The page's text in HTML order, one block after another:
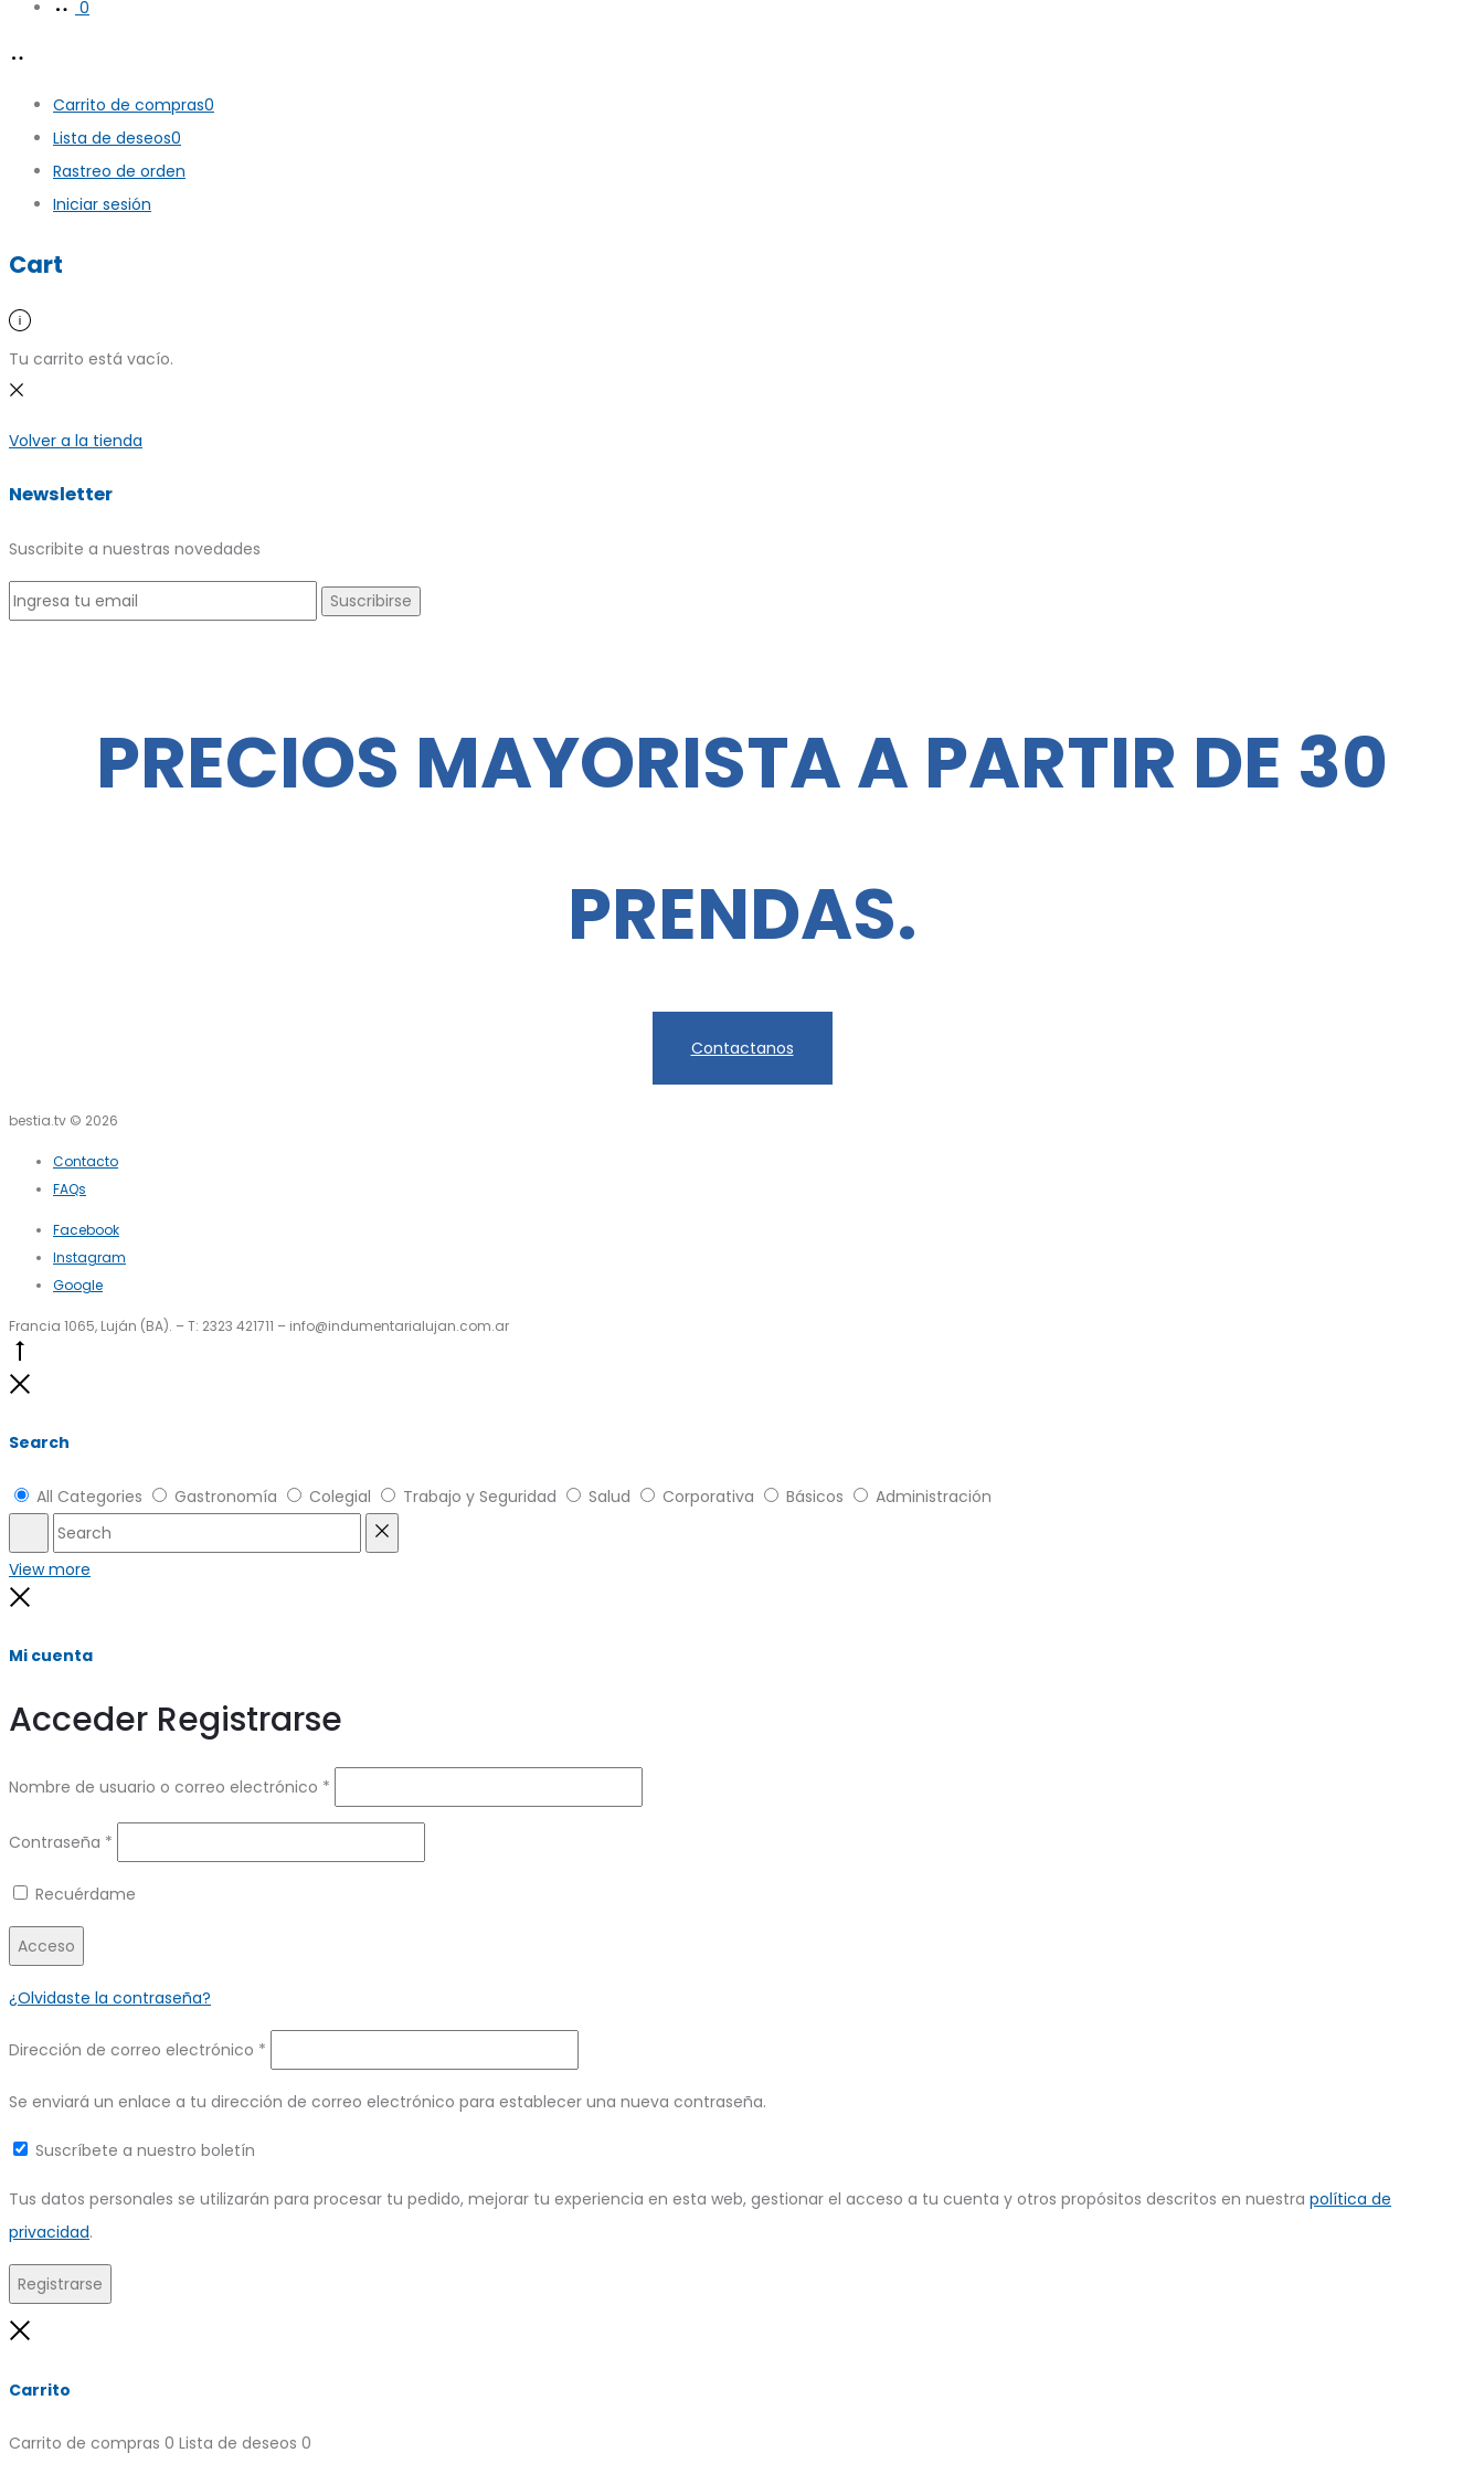
0
Carrito de compras0
Lista de deseos0
Rastreo de orden
Iniciar sesión
Cart
Tu carrito está vacío.
Volver a la tienda
Newsletter
Suscribite a nuestras novedades
PRECIOS MAYORISTA A PARTIR DE 30
PRENDAS.
Contactanos
bestia.tv © 2026
Contacto
FAQs
Facebook
Instagram
Google
Francia 1065, Luján (BA). – T: 2323 421711 – info@indumentarialujan.com.ar
Search
All Categories Gastronomía Colegial Trabajo y Seguridad Salud Corporativa Básicos Administración
Search
View more
Mi cuenta
Acceder Registrarse
Nombre de usuario o correo electrónico *
Contraseña *
Recuérdame
Acceso
¿Olvidaste la contraseña?
Dirección de correo electrónico *
Se enviará un enlace a tu dirección de correo electrónico para establecer una nueva contraseña.
Suscríbete a nuestro boletín
Tus datos personales se utilizarán para procesar tu pedido, mejorar tu experiencia en esta web, gestionar el acceso a tu cuenta y otros propósitos descritos en nuestra política de
privacidad.
Registrarse
Carrito
Carrito de compras 0 Lista de deseos 0